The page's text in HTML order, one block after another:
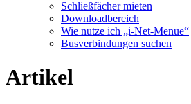
Schließfächer mieten
Downloadbereich
Wie nutze ich „i-Net-Menue“
Busverbindungen suchen
Artikel